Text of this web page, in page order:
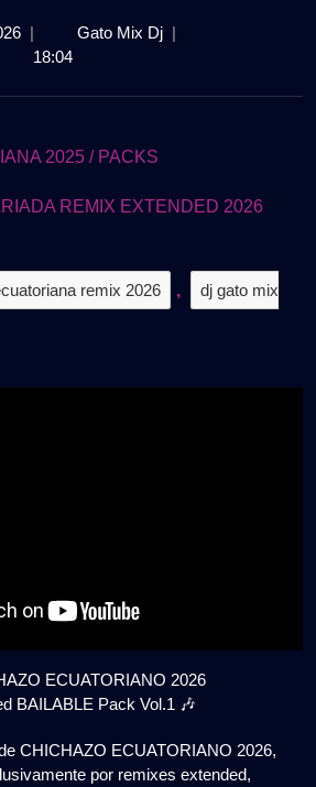
26
de
| Gato Mix DjCHICHAZO
Vol.1
|
18:04
2025 / PACKS
REMIX EXTENDED 2026
remix 2026 , dj gato mix
ECUATORIANO 2026
BAILABLE Pack Vol.1 🎶
CHICHAZO ECUATORIANO 2026,
por remixes extended,